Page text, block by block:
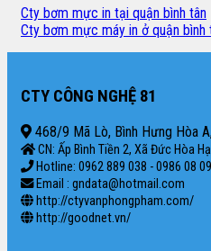
Cty bơm mực in tại quận bình tân
Cty bơm mực máy in ở quận bình
CTY CÔNG NGHỆ 81
468/9 Mã Lò, Bình Hưng Hòa
CN: Ấp Bình Tiền 2, Xã Đức Hòa
Hotline: 0962 889 038 - 0986 08
Email : gndata@hotmail.com
http://ctyvanphongpham.com/
http://goodnet.vn/